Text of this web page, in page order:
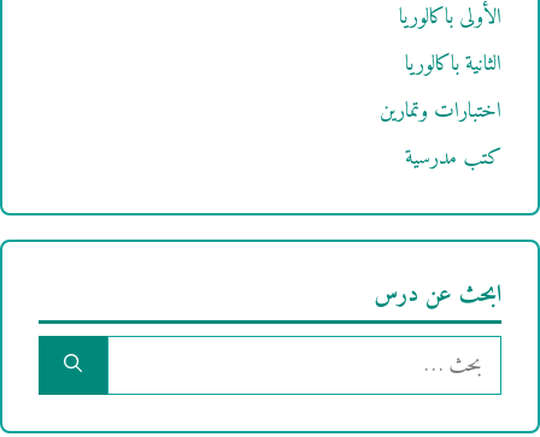
الأولى باكالوريا
الثانية باكالوريا
اختبارات وتمارين
كتب مدرسية
ابحث عن درس
البحث
عن: